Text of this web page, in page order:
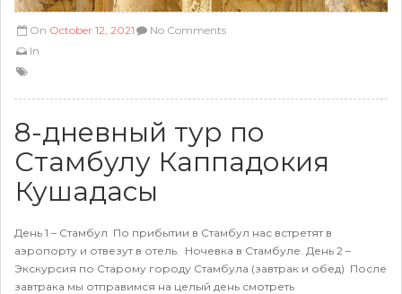
On October 12, 2021
In
No Comments
8-дневный тур по
Стамбулу Каппадокия
Кушадасы
День 1 – Стамбул По прибытии в Стамбул нас встретят в
аэропорту и отвезут в отель. Ночевка в Стамбуле. День 2 –
Экскурсия по Старому городу Стамбула (завтрак и обед) После
завтрака мы отправимся на целый день смотреть